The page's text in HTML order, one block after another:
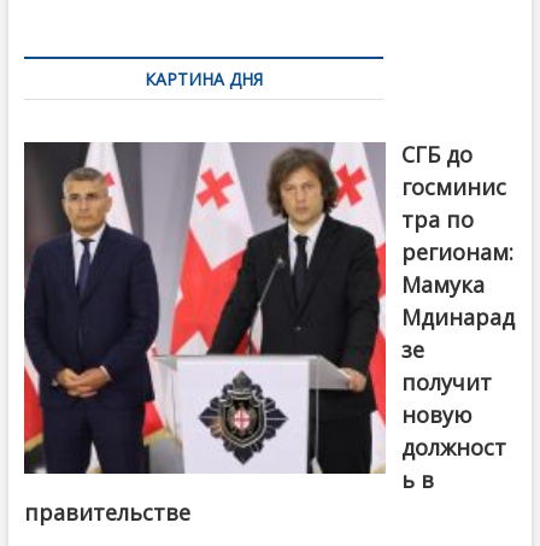
по
записямКАРТИНА ДНЯ
СГБ до
госминис
тра по
регионам:
Мамука
Мдинарад
зе
получит
новую
должност
ь в
правительстве